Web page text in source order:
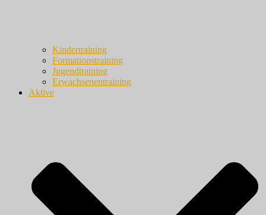
Kindertraining
Formationstraining
Jugendtraining
Erwachsenentraining
Aktive